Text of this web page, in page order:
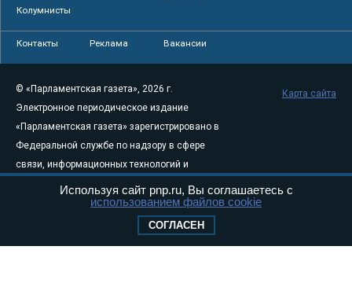
Колумнисты
Контакты Реклама Вакансии
© «Парламентская газета», 2026 г.
Электронное периодическое издание
«Парламентская газета» зарегистрировано в
Федеральной службе по надзору в сфере
связи, информационных технологий и
августа 2011 года. 18+
Свидетельство о регистрации Эл № ФС77-
Карта сайта
Используя сайт pnp.ru, Вы соглашаетесь с
использованием файлов cookie
СОГЛАСЕН